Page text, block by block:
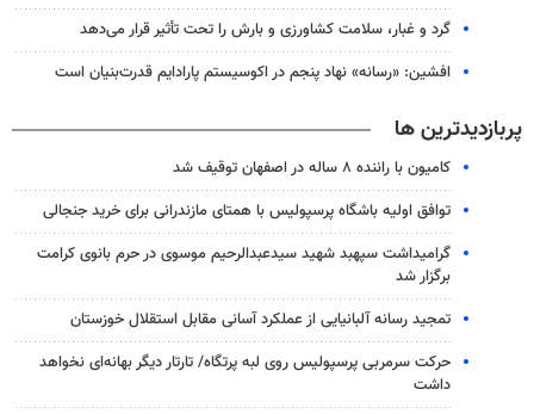
گرد و غبار، سلامت کشاورزی و بارش را تحت تأثیر قرار می‌دهد
افشین: «رسانه» نهاد پنجم در اکوسیستم پارادایم قدرت‌بنیان است
پربازدیدترین ها
کامیون با راننده ۸ ساله در اصفهان توقیف شد
توافق اولیه باشگاه پرسپولیس با همتای مازندرانی برای خرید جنجالی
گرامیداشت سپهبد شهید سیدعبدالرحیم موسوی در حرم بانوی کرامت
برگزار شد
تمجید رسانه آلبانیایی از عملکرد آسانی مقابل استقلال خوزستان
حرکت سرمربی پرسپولیس روی لبه پرتگاه/ تارتار دیگر بهانه‌ای نخواهد
داشت